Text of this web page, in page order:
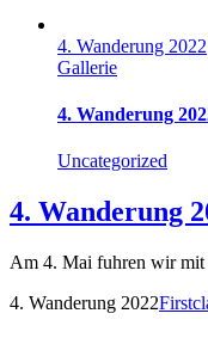
4. Wanderung 2022
Gallerie
4. Wanderung
Uncategorized
4. Wanderung
Am 4. Mai fuhren wir
4. Wanderung 2022